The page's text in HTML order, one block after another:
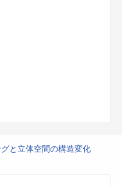
と立体空間の構造変化